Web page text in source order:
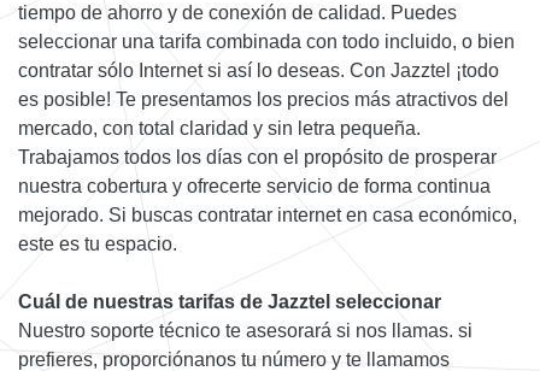
tiempo de ahorro y de conexión de calidad. Puedes
seleccionar una tarifa combinada con todo incluido, o bien
contratar sólo Internet si así lo deseas. Con Jazztel ¡todo
es posible! Te presentamos los precios más atractivos del
mercado, con total claridad y sin letra pequeña.
Trabajamos todos los días con el propósito de prosperar
nuestra cobertura y ofrecerte servicio de forma continua
mejorado. Si buscas contratar internet en casa económico,
este es tu espacio.
Cuál de nuestras tarifas de Jazztel seleccionar
Nuestro soporte técnico te asesorará si nos llamas. si
prefieres, proporciónanos tu número y te llamamos